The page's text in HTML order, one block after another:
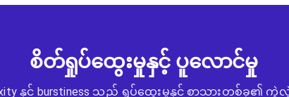
စိတ်ရှုပ်ထွေးမှုနှင့် ပူလောင်မှု
နှင့် burstiness သည် ရှုပ်ထွေးမှုနှင့် စာသားတစ်ခု၏